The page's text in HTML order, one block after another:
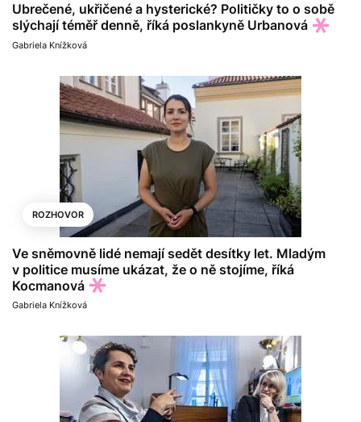
Ubrečené, ukřičené a hysterické? Političky to o sobě
slýchají téměř denně, říká poslankyně Urbanová
Gabriela Knížková
ROZHOVOR
Ve sněmovně lidé nemají sedět desítky let. Mladým
v politice musíme ukázat, že o ně stojíme, říká
Kocmanová
Gabriela Knížková